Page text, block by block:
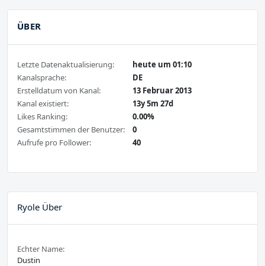
ÜBER
Letzte Datenaktualisierung:
heute um 01:10
Kanalsprache:
DE
Erstelldatum von Kanal:
13 Februar 2013
Kanal existiert:
13y 5m 27d
Likes Ranking:
0.00%
Gesamtstimmen der Benutzer:
0
Aufrufe pro Follower:
40
Ryole Über
Echter Name:
Dustin